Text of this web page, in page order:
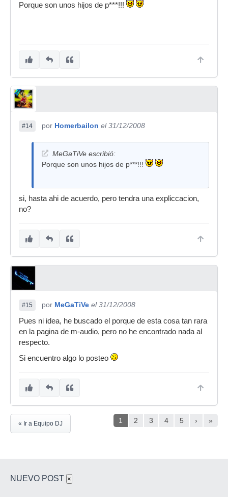
Porque son unos hijos de p***!!!
#14 por Homerbailon el 31/12/2008
MeGaTiVe escribió:
Porque son unos hijos de p***!!!
si, hasta ahi de acuerdo, pero tendra una expliccacion,
no?
#15 por MeGaTiVe el 31/12/2008
Pues ni idea, he buscado el porque de esta cosa tan rara
en la pagina de m-audio, pero no he encontrado nada al
respecto.
Si encuentro algo lo posteo
1 2 3 4 5 › »
« Ir a Equipo DJ
NUEVO POST ×